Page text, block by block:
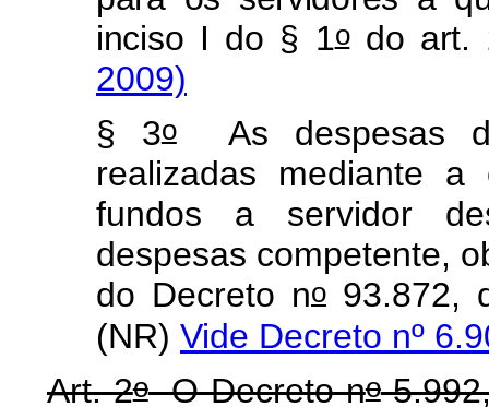
inciso I do § 1odo art.
2009)
§ 3oAs despesas
realizadas mediante
fundos a servidor
despesas competente,
do Decreto no 93.872,
(NR) Vide Decreto nº
Art. 2oO Decreto no